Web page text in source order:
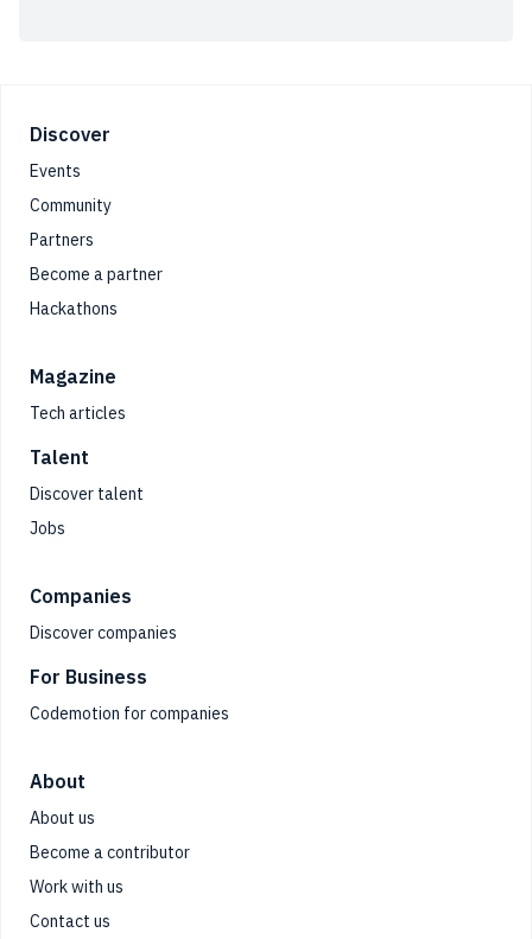
Footer
Discover
Events
Community
Partners
Become a partner
Hackathons
Magazine
Tech articles
Talent
Discover talent
Jobs
Companies
Discover companies
For Business
Codemotion for companies
About
About us
Become a contributor
Work with us
Contact us